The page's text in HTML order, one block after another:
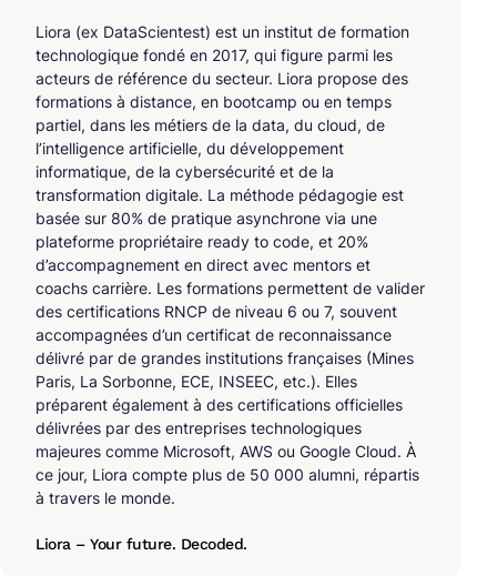
Liora (ex DataScientest) est un institut de formation
technologique fondé en 2017, qui figure parmi les
acteurs de référence du secteur. Liora propose des
formations à distance, en bootcamp ou en temps
partiel, dans les métiers de la data, du cloud, de
l’intelligence artificielle, du développement
informatique, de la cybersécurité et de la
transformation digitale. La méthode pédagogie est
basée sur 80% de pratique asynchrone via une
plateforme propriétaire ready to code, et 20%
d’accompagnement en direct avec mentors et
coachs carrière. Les formations permettent de valider
des certifications RNCP de niveau 6 ou 7, souvent
accompagnées d’un certificat de reconnaissance
délivré par de grandes institutions françaises (Mines
Paris, La Sorbonne, ECE, INSEEC, etc.). Elles
préparent également à des certifications officielles
délivrées par des entreprises technologiques
majeures comme Microsoft, AWS ou Google Cloud. À
ce jour, Liora compte plus de 50 000 alumni, répartis
à travers le monde.
Liora – Your future. Decoded.